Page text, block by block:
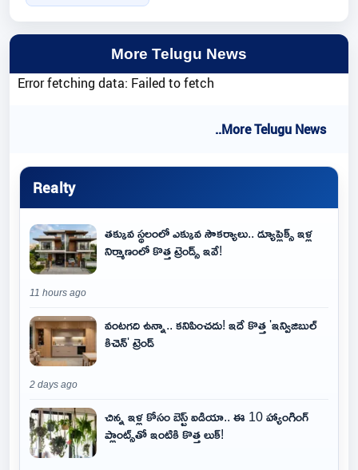
More Telugu News
Error fetching data: Failed to fetch
..More Telugu News
Realty
తక్కువ స్థలంలో ఎక్కువ సౌకర్యాలు.. డ్యూప్లెక్స్ ఇళ్ల
నిర్మాణంలో కొత్త ట్రెండ్స్ ఇవే!
11 hours ago
వంటగది ఉన్నా.. కనిపించదు! ఇదే కొత్త 'ఇన్విజిబుల్
కిచెన్' ట్రెండ్
2 days ago
చిన్న ఇళ్ల కోసం బెస్ట్ ఐడియా.. ఈ 10 హ్యాంగింగ్
ప్లాంట్స్‌తో ఇంటికి కొత్త లుక్!